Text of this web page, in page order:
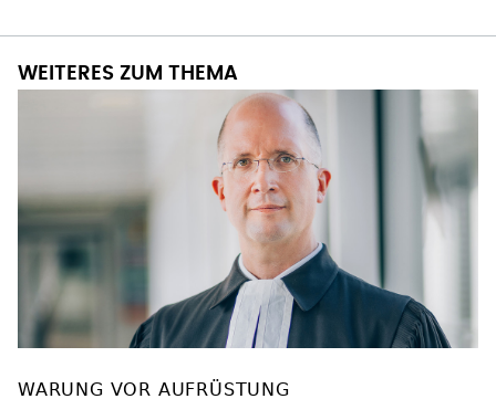
WEITERES ZUM THEMA